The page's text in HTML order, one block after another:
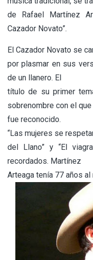
de Rafael Martínez
Cazador Novato”.
El Cazador Novato se
por plasmar en sus
de un llanero. El
título de su primer
sobrenombre con el que
fue reconocido.
“Las mujeres se
del Llano” y “El
recordados. Martínez
Arteaga tenía 77 años